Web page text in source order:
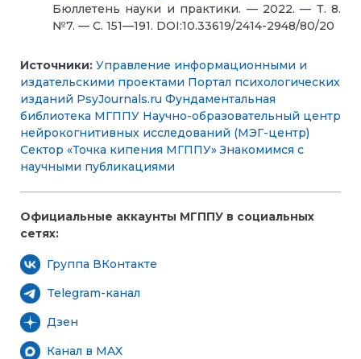
Бюллетень науки и практики. — 2022. — Т. 8.
№7. — С. 151—191. DOI:10.33619/2414-2948/80/20
Источники: Управление информационными и
издательскими проектами Портал психологических
изданий PsyJournals.ru Фундаментальная
библиотека МГППУ Научно-образовательный центр
нейрокогнитивных исследований (МЭГ-центр)
Сектор «Точка кипения МГППУ» Знакомимся с
научными публикациями
Официальные аккаунты МГППУ в социальных
сетях:
Группа ВКонтакте
Telegram-канал
Дзен
Канал в MAX